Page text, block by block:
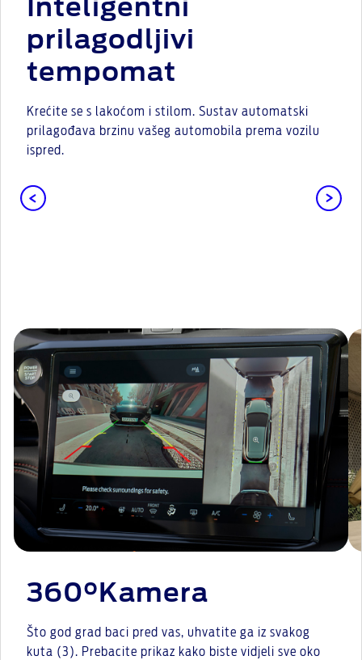
Inteligentni
prilagodljivi
tempomat
Krećite se s lakoćom i stilom. Sustav automatski
prilagođava brzinu vašeg automobila prema vozilu
ispred.
360°Kamera
Što god grad baci pred vas, uhvatite ga iz svakog
kuta (3). Prebacite prikaz kako biste vidjeli sve oko